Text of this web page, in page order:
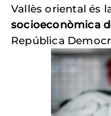
Vallès oriental és
socioeconòmica
República